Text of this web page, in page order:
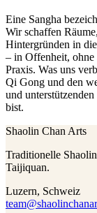
Eine Sangha
Wir schaffen
Hintergründen in
– in Offenheit,
Praxis. Was uns
Qi Gong und den
und
bist.
Shaolin Chan Arts
Traditionelle
Taijiquan.
Luzern, Schweiz